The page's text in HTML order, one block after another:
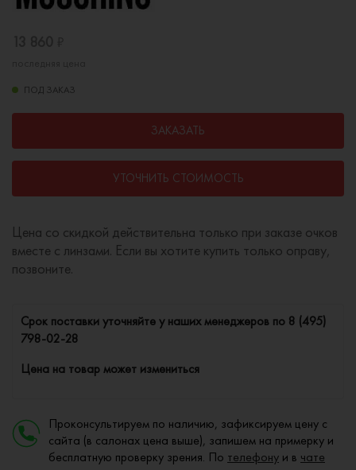
ПОД ЗАКАЗ
ЗАКАЗАТЬ
УТОЧНИТЬ СТОИМОСТЬ
Цена со скидкой действительна только при заказе очков
вместе с линзами. Если вы хотите купить только оправу,
позвоните.
Cрок поставки уточняйте у наших менеджеров по 8 (495)
798-02-28
Цена на товар может измениться
Проконсультируем по наличию, зафиксируем цену с
сайта (в салонах цена выше), запишем на примерку и
бесплатную проверку зрения. По телефону и в чате